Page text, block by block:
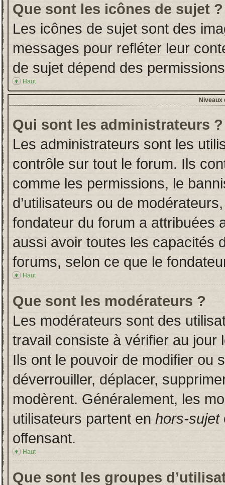
Que sont les icônes de sujet ?
Les icônes de sujet sont des
messages pour refléter leur
de sujet dépend des
Haut
Niveaux
Qui sont les administrateurs ?
Les administrateurs sont les
contrôle sur tout le forum. Ils
comme les permissions, le
d’utilisateurs ou de
fondateur du forum a attribuées
aussi avoir toutes les capacités
forums, selon ce que le
Haut
Que sont les modérateurs ?
Les modérateurs sont des
travail consiste à vérifier au jour
Ils ont le pouvoir de modifier ou
déverrouiller, déplacer,
modèrent. Généralement, les
utilisateurs partent en hors-sujet
offensant.
Haut
Que sont les groupes